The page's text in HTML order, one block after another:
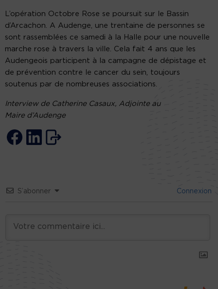
L’opération Octobre Rose se poursuit sur le Bassin
d’Arcachon. A Audenge, une trentaine de personnes se
sont rassemblées ce samedi à la Halle pour une nouvelle
marche rose à travers la ville. Cela fait 4 ans que les
Audengeois participent à la campagne de dépistage et
de prévention contre le cancer du sein, toujours
soutenus par de nombreuses associations.
Interview de Catherine Casaux, Adjointe au
Maire d’Audenge
S’abonner Connexion